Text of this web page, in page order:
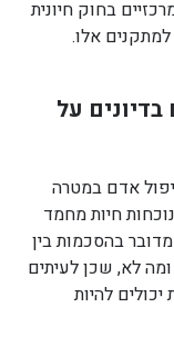
בחוק חיונית
אלו.
על
אדם במטרה
חיות מחמד
בהסכמות בין
לא, שכן לעיתים
להיות